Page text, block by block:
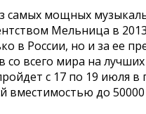
самых мощных
Мельница в
в России, но и за ее
со всего мира на
с 17 по 19 июля
вместимостью до 50000